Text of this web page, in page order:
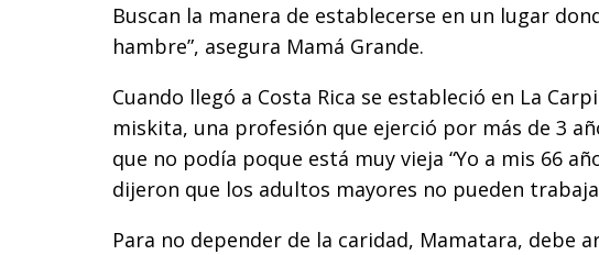
Buscan la manera de establecerse en un lugar
hambre”, asegura Mamá Grande.
Cuando llegó a Costa Rica se estableció en La
miskita, una profesión que ejerció por más de 3
que no podía poque está muy vieja “Yo a mis 66
dijeron que los adultos mayores no pueden
Para no depender de la caridad, Mamatara, debe